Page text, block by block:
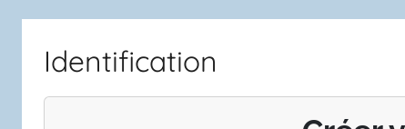
Identification